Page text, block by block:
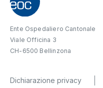
Ente Ospedaliero Cantonale
Viale Officina 3
CH-6500 Bellinzona
Dichiarazione privacy